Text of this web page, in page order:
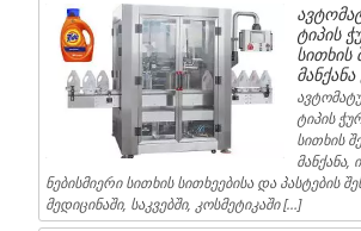
ტიპის
სითხის
მანქანა
ტიპის
სითხის
მანქანა,
ნებისმიერი სითხის სითხეებისა და პასტების
მედიცინაში, საკვებში, კოსმეტიკაში […]